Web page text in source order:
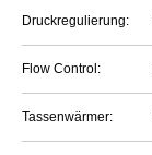
Druckregulierung:
Flow Control:
Tassenwärmer: